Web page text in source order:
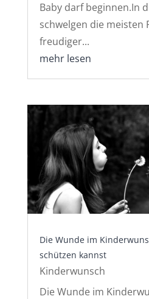
Baby darf beginnen.In
schwelgen die meisten
freudiger...
mehr lesen
Die Wunde im
schützen kannst
Kinderwunsch
Die Wunde im